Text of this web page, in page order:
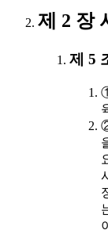
제 2 장
제 5